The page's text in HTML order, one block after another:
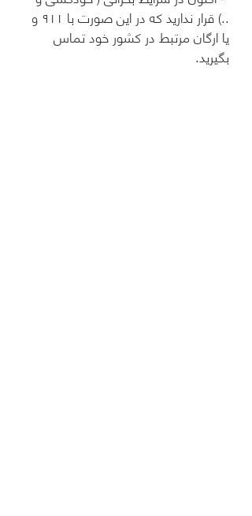
..) قرار ندارید که در این صورت با ۹۱۱ و
یا ارگان مرتبط در کشور خود تماس
بگیرید.